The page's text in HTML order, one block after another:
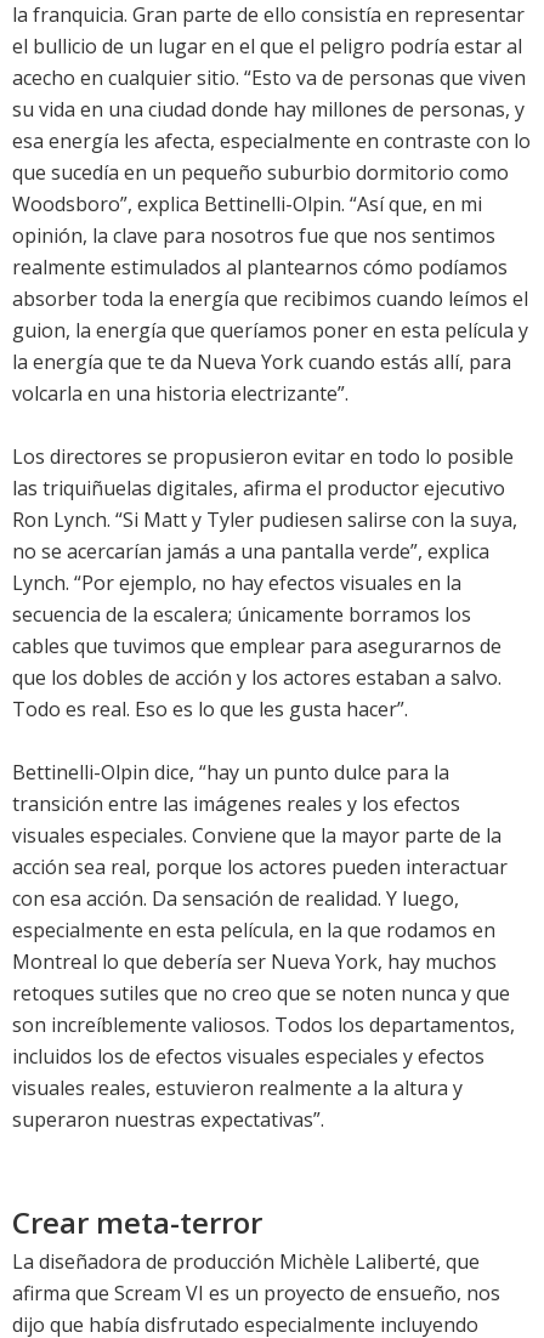
la franquicia. Gran parte de ello consistía en representar
el bullicio de un lugar en el que el peligro podría estar al
acecho en cualquier sitio. “Esto va de personas que viven
su vida en una ciudad donde hay millones de personas, y
esa energía les afecta, especialmente en contraste con lo
que sucedía en un pequeño suburbio dormitorio como
Woodsboro”, explica Bettinelli-Olpin. “Así que, en mi
opinión, la clave para nosotros fue que nos sentimos
realmente estimulados al plantearnos cómo podíamos
absorber toda la energía que recibimos cuando leímos el
guion, la energía que queríamos poner en esta película y
la energía que te da Nueva York cuando estás allí, para
volcarla en una historia electrizante”.
Los directores se propusieron evitar en todo lo posible
las triquiñuelas digitales, afirma el productor ejecutivo
Ron Lynch. “Si Matt y Tyler pudiesen salirse con la suya,
no se acercarían jamás a una pantalla verde”, explica
Lynch. “Por ejemplo, no hay efectos visuales en la
secuencia de la escalera; únicamente borramos los
cables que tuvimos que emplear para asegurarnos de
que los dobles de acción y los actores estaban a salvo.
Todo es real. Eso es lo que les gusta hacer”.
Bettinelli-Olpin dice, “hay un punto dulce para la
transición entre las imágenes reales y los efectos
visuales especiales. Conviene que la mayor parte de la
acción sea real, porque los actores pueden interactuar
con esa acción. Da sensación de realidad. Y luego,
especialmente en esta película, en la que rodamos en
Montreal lo que debería ser Nueva York, hay muchos
retoques sutiles que no creo que se noten nunca y que
son increíblemente valiosos. Todos los departamentos,
incluidos los de efectos visuales especiales y efectos
visuales reales, estuvieron realmente a la altura y
superaron nuestras expectativas”.
Crear meta-terror
La diseñadora de producción Michèle Laliberté, que
afirma que Scream VI es un proyecto de ensueño, nos
dijo que había disfrutado especialmente incluyendo